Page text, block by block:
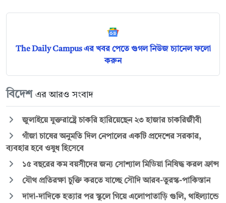
The Daily Campus এর খবর পেতে গুগল নিউজ চ্যানেল ফলো
করুন
বিদেশ এর আরও সংবাদ
জুলাইয়ে যুক্তরাষ্ট্রে চাকরি হারিয়েছেন ২৩ হাজার চাকরিজীবী
গাঁজা চাষের অনুমতি দিল নেপালের একটি প্রদেশের সরকার,
ব্যবহার হবে ওষুধ হিসেবে
১৫ বছরের কম বয়সীদের জন্য সোশ্যাল মিডিয়া নিষিদ্ধ করল ফ্রান্স
যৌথ প্রতিরক্ষা চুক্তি করতে যাচ্ছে সৌদি আরব-তুরস্ক-পাকিস্তান
দাদা-দাদিকে হত্যার পর স্কুলে গিয়ে এলোপাতাড়ি গুলি, থাইল্যান্ডে